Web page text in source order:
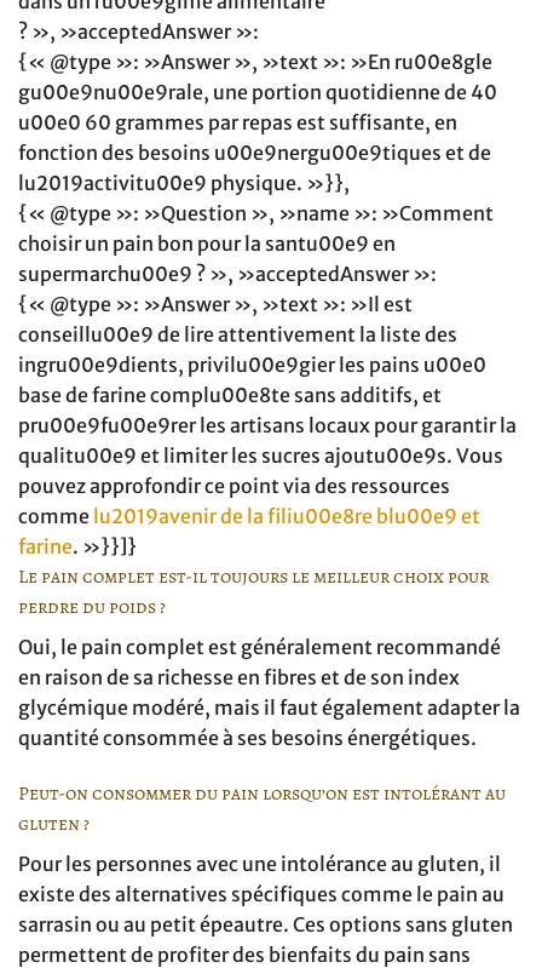
? », »acceptedAnswer »:
{« @type »: »Answer », »text »: »En ru00e8gle
gu00e9nu00e9rale, une portion quotidienne de 40
u00e0 60 grammes par repas est suffisante, en
fonction des besoins u00e9nergu00e9tiques et de
lu2019activitu00e9 physique. »}},
{« @type »: »Question », »name »: »Comment
choisir un pain bon pour la santu00e9 en
supermarchu00e9 ? », »acceptedAnswer »:
{« @type »: »Answer », »text »: »Il est
conseillu00e9 de lire attentivement la liste des
ingru00e9dients, privilu00e9gier les pains u00e0
base de farine complu00e8te sans additifs, et
pru00e9fu00e9rer les artisans locaux pour garantir la
qualitu00e9 et limiter les sucres ajoutu00e9s. Vous
pouvez approfondir ce point via des ressources
comme lu2019avenir de la filiu00e8re blu00e9 et
farine. »}}]}
Le pain complet est-il toujours le meilleur choix pour
perdre du poids ?
Oui, le pain complet est généralement recommandé
en raison de sa richesse en fibres et de son index
glycémique modéré, mais il faut également adapter la
quantité consommée à ses besoins énergétiques.
Peut-on consommer du pain lorsqu’on est intolérant au
gluten ?
Pour les personnes avec une intolérance au gluten, il
existe des alternatives spécifiques comme le pain au
sarrasin ou au petit épeautre. Ces options sans gluten
permettent de profiter des bienfaits du pain sans